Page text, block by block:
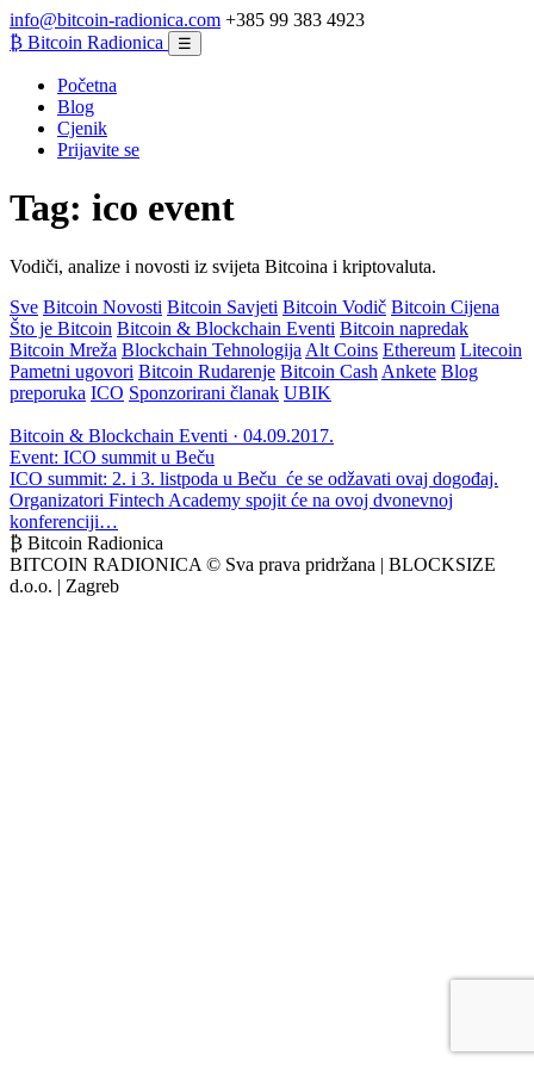
info@bitcoin-radionica.com +385 99 383 4923
₿ Bitcoin Radionica ☰
Početna
Blog
Cjenik
Prijavite se
Tag: ico event
Vodiči, analize i novosti iz svijeta Bitcoina i kriptovaluta.
Sve Bitcoin Novosti Bitcoin Savjeti Bitcoin Vodič Bitcoin Cijena
Što je Bitcoin Bitcoin & Blockchain Eventi Bitcoin napredak
Bitcoin Mreža Blockchain Tehnologija Alt Coins Ethereum Litecoin
Pametni ugovori Bitcoin Rudarenje Bitcoin Cash Ankete Blog
preporuka ICO Sponzorirani članak UBIK
Bitcoin & Blockchain Eventi · 04.09.2017.
Event: ICO summit u Beču
ICO summit: 2. i 3. listpoda u Beču će se odžavati ovaj dogođaj.
Organizatori Fintech Academy spojit će na ovoj dvonevnoj
konferenciji…
₿ Bitcoin Radionica
BITCOIN RADIONICA © Sva prava pridržana | BLOCKSIZE
d.o.o. | Zagreb